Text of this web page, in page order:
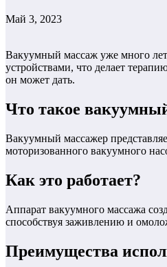
Май 3, 2023
Вакуумный массаж уже много лет
устройствами, что делает
он может дать.
Что такое
Вакуумный массажер
моторизованного вакуумного
Как это работает?
Аппарат вакуумного массажа
способствуя заживлению и
Преимущества